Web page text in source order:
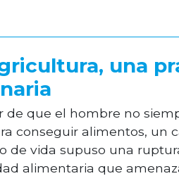
una
de que el hombre no
conseguir alimentos, un
de vida supuso una
alimentaria que